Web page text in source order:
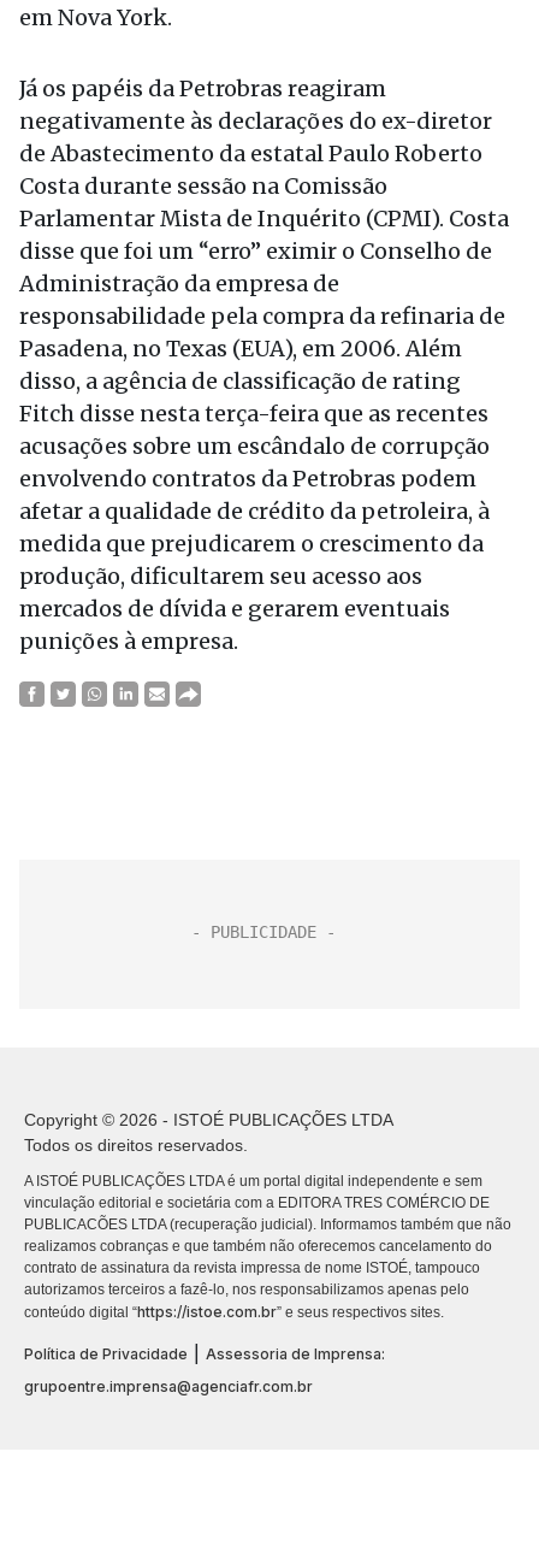
em Nova York.
Já os papéis da Petrobras reagiram
negativamente às declarações do ex-diretor
de Abastecimento da estatal Paulo Roberto
Costa durante sessão na Comissão
Parlamentar Mista de Inquérito (CPMI). Costa
disse que foi um “erro” eximir o Conselho de
Administração da empresa de
responsabilidade pela compra da refinaria de
Pasadena, no Texas (EUA), em 2006. Além
disso, a agência de classificação de rating
Fitch disse nesta terça-feira que as recentes
acusações sobre um escândalo de corrupção
envolvendo contratos da Petrobras podem
afetar a qualidade de crédito da petroleira, à
medida que prejudicarem o crescimento da
produção, dificultarem seu acesso aos
mercados de dívida e gerarem eventuais
punições à empresa.
Copyright © 2026 - ISTOÉ PUBLICAÇÕES LTDA
Todos os direitos reservados.
A ISTOÉ PUBLICAÇÕES LTDA é um portal digital independente e sem
vinculação editorial e societária com a EDITORA TRES COMÉRCIO DE
PUBLICACÕES LTDA (recuperação judicial). Informamos também que não
realizamos cobranças e que também não oferecemos cancelamento do
contrato de assinatura da revista impressa de nome ISTOÉ, tampouco
autorizamos terceiros a fazê-lo, nos responsabilizamos apenas pelo
conteúdo digital “https://istoe.com.br” e seus respectivos sites.
Política de Privacidade
Assessoria de Imprensa:
grupoentre.imprensa@agenciafr.com.br